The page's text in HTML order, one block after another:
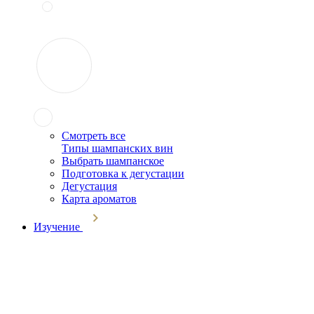
Смотреть все
Типы шампанских вин
Выбрать шампанское
Подготовка к дегустации
Дегустация
Карта ароматов
Изучение